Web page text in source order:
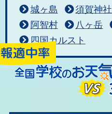
城ヶ島
須賀神社
阿智村
八ヶ岳
四国カルスト